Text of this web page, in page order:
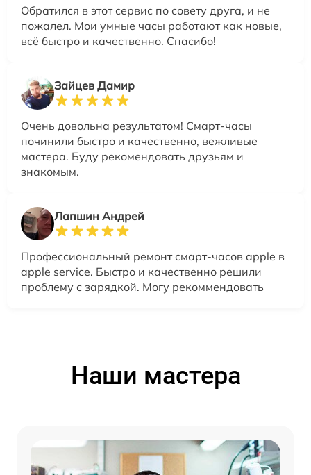
Обратился в этот сервис по совету друга, и не
пожалел. Мои умные часы работают как новые,
всё быстро и качественно. Спасибо!
Зайцев Дамир
Очень довольна результатом! Смарт-часы
починили быстро и качественно, вежливые
мастера. Буду рекомендовать друзьям и
знакомым.
Лапшин Андрей
Профессиональный ремонт смарт-часов apple в
apple service. Быстро и качественно решили
проблему с зарядкой. Могу рекоммендовать
Наши мастера